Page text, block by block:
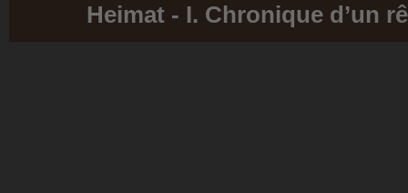
Heimat - I. Chronique d’un